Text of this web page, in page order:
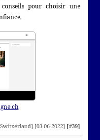
conseils pour choisir une
[03-06-2022] [#39]